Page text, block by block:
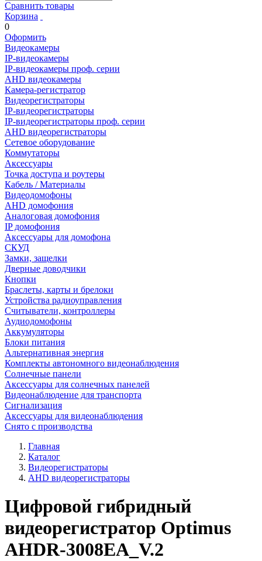
Сравнить товары
Корзина
0
Оформить
Видеокамеры
IP-видеокамеры
IP-видеокамеры проф. серии
AHD видеокамеры
Камера-регистратор
Видеорегистраторы
IP-видеорегистраторы
IP-видеорегистраторы проф. серии
AHD видеорегистраторы
Сетевое оборудование
Коммутаторы
Аксессуары
Точка доступа и роутеры
Кабель / Материалы
Видеодомофоны
AHD домофония
Аналоговая домофония
IP домофония
Аксессуары для домофона
СКУД
Замки, защелки
Дверные доводчики
Кнопки
Браслеты, карты и брелоки
Устройства радиоуправления
Считыватели, контроллеры
Аудиодомофоны
Аккумуляторы
Блоки питания
Альтернативная энергия
Комплекты автономного видеонаблюдения
Солнечные панели
Аксессуары для солнечных панелей
Видеонаблюдение для транспорта
Сигнализация
Аксессуары для видеонаблюдения
Снято с производства
Главная
Каталог
Видеорегистраторы
AHD видеорегистраторы
Цифровой гибридный
видеорегистратор Optimus
AHDR-3008EA_V.2